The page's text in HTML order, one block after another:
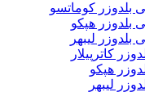
بلدوزر کوماتسو
بلدوزر هپکو
بلدوزر لیبهر
کاترپیلار
هپکو
لیبهر